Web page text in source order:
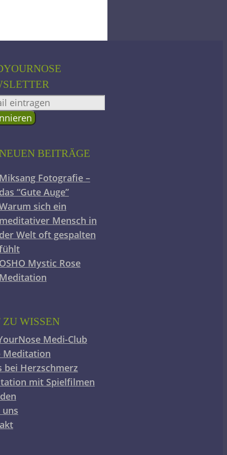
BEITRÄGE
Fotografie –
“Gute Auge”
sich ein
Mensch in
Welt oft gespalten
Mystic Rose
ZU WISSEN
Medi-Club
Meditation
bei Herzschmerz
mit Spielfilmen